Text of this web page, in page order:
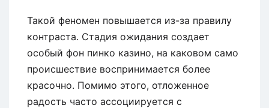
Такой феномен повышается из-за правилу
контраста. Стадия ожидания создает
особый фон пинко казино, на каковом само
происшествие воспринимается более
красочно. Помимо этого, отложенное
радость часто ассоциируется с